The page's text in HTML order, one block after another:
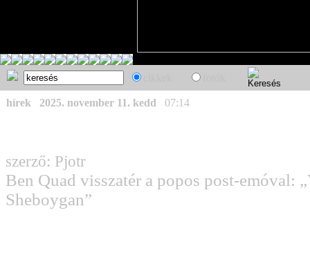
hírek 2025. november 11. kedd 07:14
szerző: Pjotr
Ben Quad visszatér a popos post-emóval:
Sheboygan”